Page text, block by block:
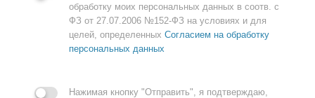
обработку моих персональных данных в соотв. с
ФЗ от 27.07.2006 №152-ФЗ на условиях и для
целей, определенных Согласием на обработку
персональных данных
Нажимая кнопку "Отправить", я подтверждаю,